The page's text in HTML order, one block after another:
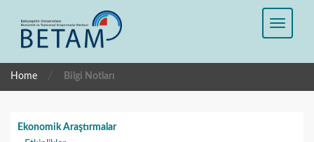
Home / Bilgi Notları
Ekonomik Araştırmalar